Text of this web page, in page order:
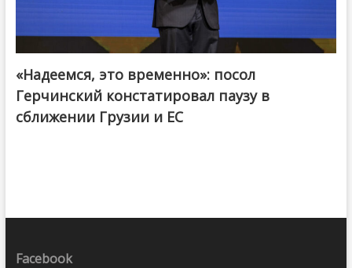
«Надеемся, это временно»: посол
Герчинский констатировал паузу в
сближении Грузии и ЕС
Facebook